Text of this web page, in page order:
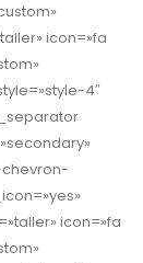
icon=»fa
4″
chevron-
icon=»fa